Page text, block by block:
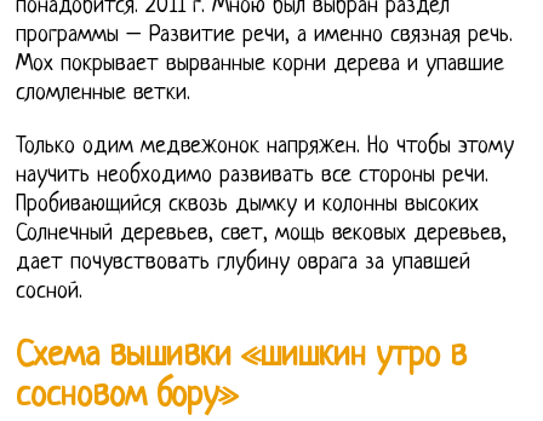
понадобится. 2011 г. Мною был выбран раздел
программы – Развитие речи, а именно связная речь.
Мох покрывает вырванные корни дерева и упавшие
сломленные ветки.
Только одим медвежонок напряжен. Но чтобы этому
научить необходимо развивать все стороны речи.
Пробивающийся сквозь дымку и колонны высоких
Солнечный деревьев, свет, мощь вековых деревьев,
дает почувствовать глубину оврага за упавшей
сосной.
Схема вышивки «шишкин утро в
сосновом бору»